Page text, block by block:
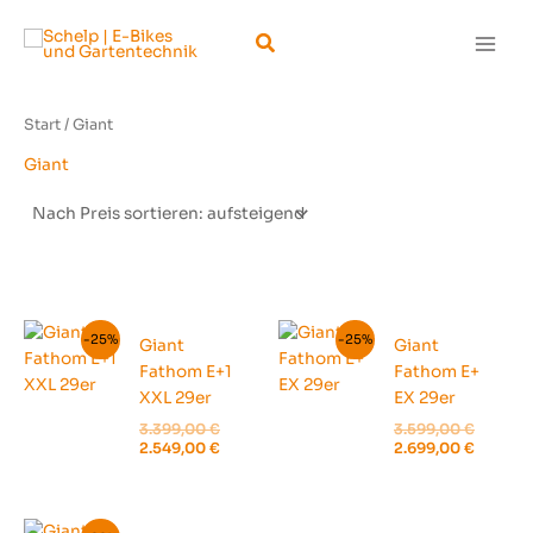
Inhalt
springen
Suchen
Start/ Giant
Giant
-25%
Giant
Fathom E+1
XXL 29er
3.399,00€Ursprünglicher
Preis
2.549,00€Aktueller
-25%
Giant
Fathom E+
EX 29er
3.599,00€
Preis
2.699,00€